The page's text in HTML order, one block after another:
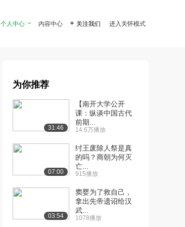
个人中心  内容中心  关注我们 进入关怀模式
为你推荐
31:46
【南开大学公开
课：纵谈中国古代
前期...
14.6万播放
07:00
纣王废除人祭是真
的吗？商朝为何灭
亡...
915播放
03:54
窦婴为了救自己，
拿出先帝遗诏给汉
武...
1078播放